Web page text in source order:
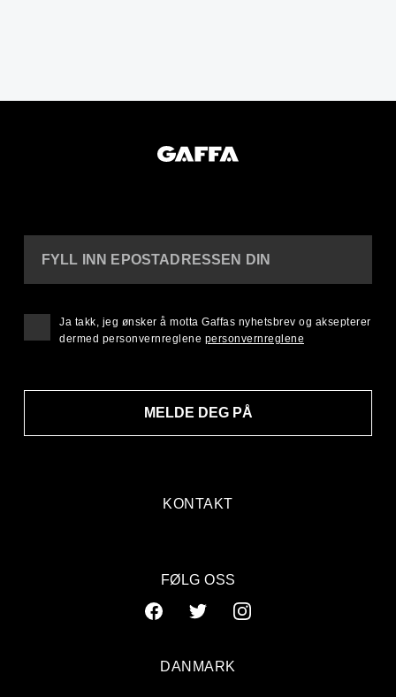
KONTAKT
FYLL INN EPOSTADRESSEN DIN
MELDE DEG PÅ
Ja takk, jeg ønsker å motta Gaffas nyhetsbrev og aksepterer
dermed personvernreglene personvernreglene
FØLG OSS
DANMARK